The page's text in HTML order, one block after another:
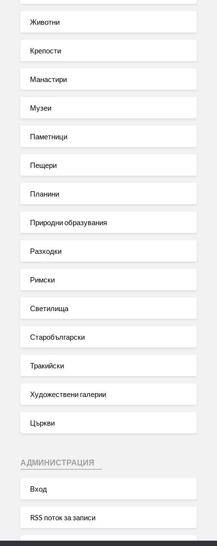
Животни
Крепости
Манастири
Музеи
Паметници
Пещери
Планини
Природни образувания
Разходки
Римски
Светилища
Старобългарски
Тракийски
Художествени галерии
Църкви
АДМИНИСТРАЦИЯ
Вход
RSS поток за записи